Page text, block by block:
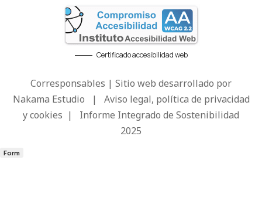
Certificado accesibilidad web
Corresponsables | Sitio web desarrollado por
Nakama Estudio | Aviso legal, política de privacidad
y cookies | Informe Integrado de Sostenibilidad
2025
Form